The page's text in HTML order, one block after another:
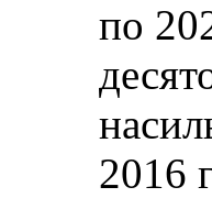
по
2016